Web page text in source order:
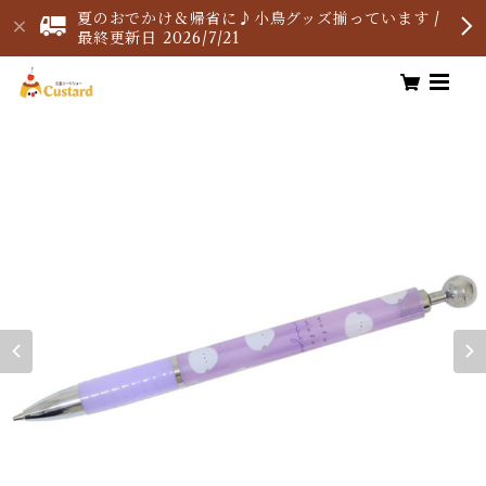
夏のおでかけ＆帰省に♪小鳥グッズ揃っています /
最終更新日 2026/7/21